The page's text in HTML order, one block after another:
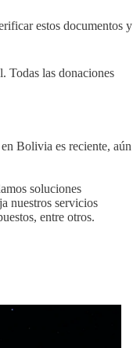
estos documentos y
Todas las donaciones
Bolivia es reciente, aún
soluciones
nuestros servicios
entre otros.